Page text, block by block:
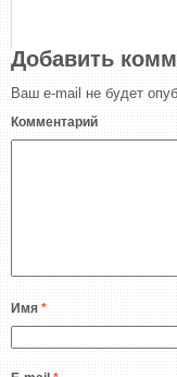
Добавить
Ваш e-mail не будет
Комментарий
Имя *